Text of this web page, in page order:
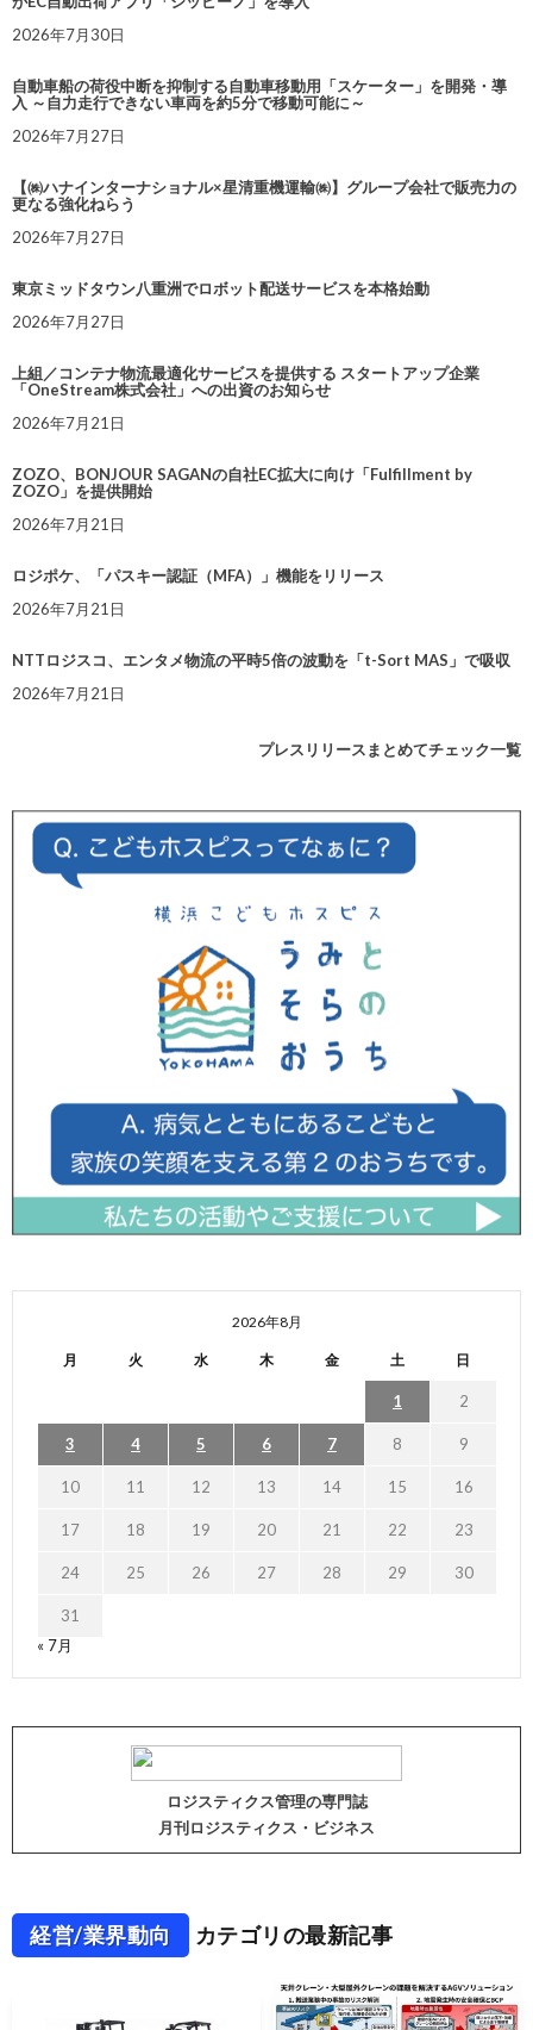
2026年7月30日
自動車船の荷役中断を抑制する自動車移動用「スケーター」を開発・導
入 ～自力走行できない車両を約5分で移動可能に～
2026年7月27日
【㈱ハナインターナショナル×星清重機運輸㈱】グループ会社で販売力の
更なる強化ねらう
2026年7月27日
東京ミッドタウン八重洲でロボット配送サービスを本格始動
2026年7月27日
上組／コンテナ物流最適化サービスを提供する スタートアップ企業
「OneStream株式会社」への出資のお知らせ
2026年7月21日
ZOZO、BONJOUR SAGANの自社EC拡大に向け「Fulfillment by
ZOZO」を提供開始
2026年7月21日
ロジポケ、「パスキー認証（MFA）」機能をリリース
2026年7月21日
NTTロジスコ、エンタメ物流の平時5倍の波動を「t-Sort MAS」で吸収
2026年7月21日
プレスリリースまとめてチェック一覧
2026年8月
月 火 水 木 金 土 日
1 2
3 4 5 6 7 8 9
10 11 12 13 14 15 16
17 18 19 20 21 22 23
24 25 26 27 28 29 30
31
« 7月
ロジスティクス管理の専門誌
月刊ロジスティクス・ビジネス
経営/業界動向 カテゴリの最新記事